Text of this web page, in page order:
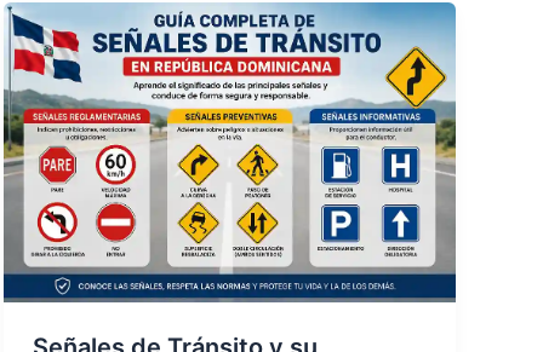
tu
Salario
con
Comisiones